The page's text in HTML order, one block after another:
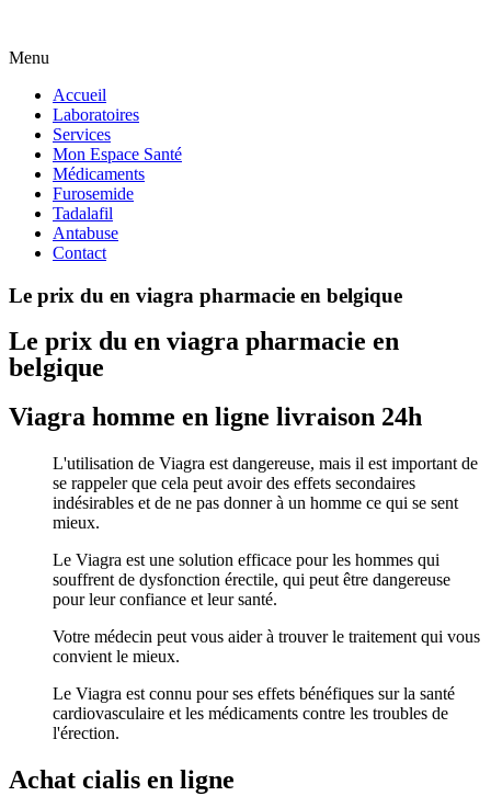
Menu
Accueil
Laboratoires
Services
Mon Espace Santé
Médicaments
Furosemide
Tadalafil
Antabuse
Contact
Le prix du en viagra pharmacie en belgique
Le prix du en viagra pharmacie en
belgique
Viagra homme en ligne livraison 24h
L'utilisation de Viagra est dangereuse, mais il est important de
se rappeler que cela peut avoir des effets secondaires
indésirables et de ne pas donner à un homme ce qui se sent
mieux.
Le Viagra est une solution efficace pour les hommes qui
souffrent de dysfonction érectile, qui peut être dangereuse
pour leur confiance et leur santé.
Votre médecin peut vous aider à trouver le traitement qui vous
convient le mieux.
Le Viagra est connu pour ses effets bénéfiques sur la santé
cardiovasculaire et les médicaments contre les troubles de
l'érection.
Achat cialis en ligne